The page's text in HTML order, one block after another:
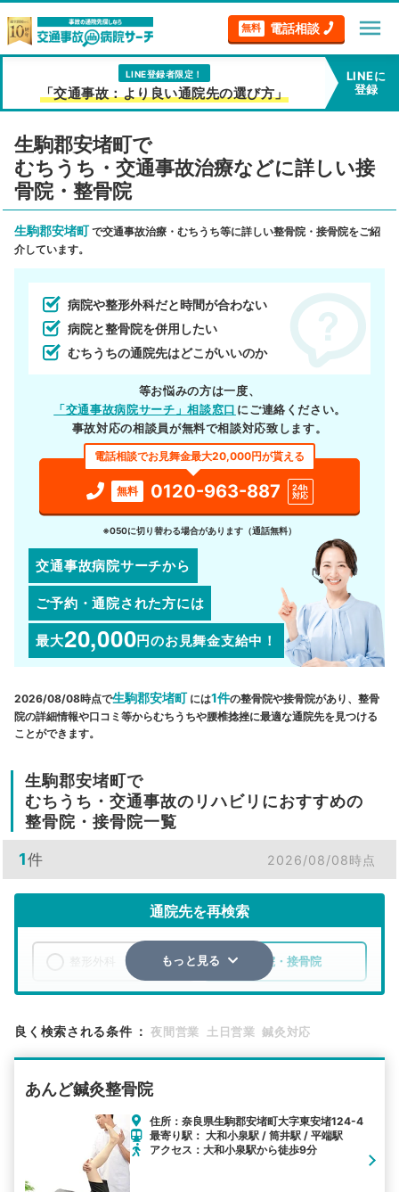
無料 電話相談 menu
LINE登録者限定！
「交通事故：より良い通院先の選び方」
LINEに
登録
生駒郡安堵町で
むちうち・交通事故治療などに詳しい接
骨院・整骨院
生駒郡安堵町で交通事故治療・むちうち等に詳しい整骨院・接骨院をご紹
介しています。
病院や整形外科だと時間が合わない
病院と整骨院を併用したい
むちうちの通院先はどこがいいのか
等お悩みの方は一度、
「交通事故病院サーチ」相談窓口 にご連絡ください。
事故対応の相談員が無料で相談対応致します。
電話相談でお見舞金最大20,000円が貰える
無料 0120-963-887
24h
対応
※050に切り替わる場合があります（通話無料）
交通事故病院サーチから
ご予約・通院された方には
最大20,000円のお見舞金支給中！
2026/08/08時点で生駒郡安堵町 には1件の整骨院や接骨院があり、整骨
院の詳細情報や口コミ等からむちうちや腰椎捻挫に最適な通院先を見つける
ことができます。
生駒郡安堵町で
むちうち・交通事故のリハビリにおすすめの
整骨院・接骨院一覧
1件 2026/08/08時点
通院先を再検索
整骨院・接骨院
検索する
その他の検索方法
駅から探す
もっと見る
良く検索される条件 ： 夜間営業 土日営業 鍼灸対応
あんど鍼灸整骨院
住所：奈良県生駒郡安堵町大字東安堵124-4
最寄り駅： 大和小泉駅 / 筒井駅 / 平端駅
アクセス：大和小泉駅から徒歩9分